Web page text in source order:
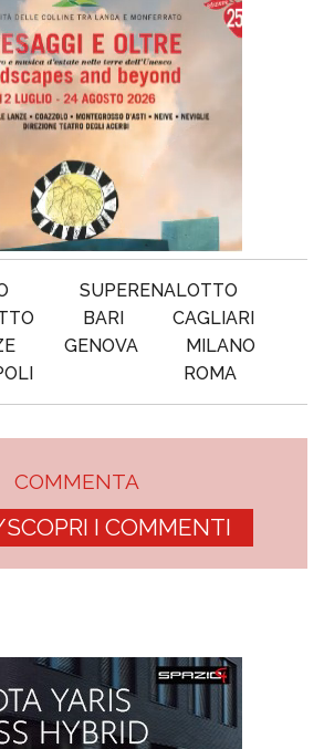
SUPERENALOTTO
BARI
CAGLIARI
GENOVA
MILANO
ROMA
COMMENTA
I COMMENTI